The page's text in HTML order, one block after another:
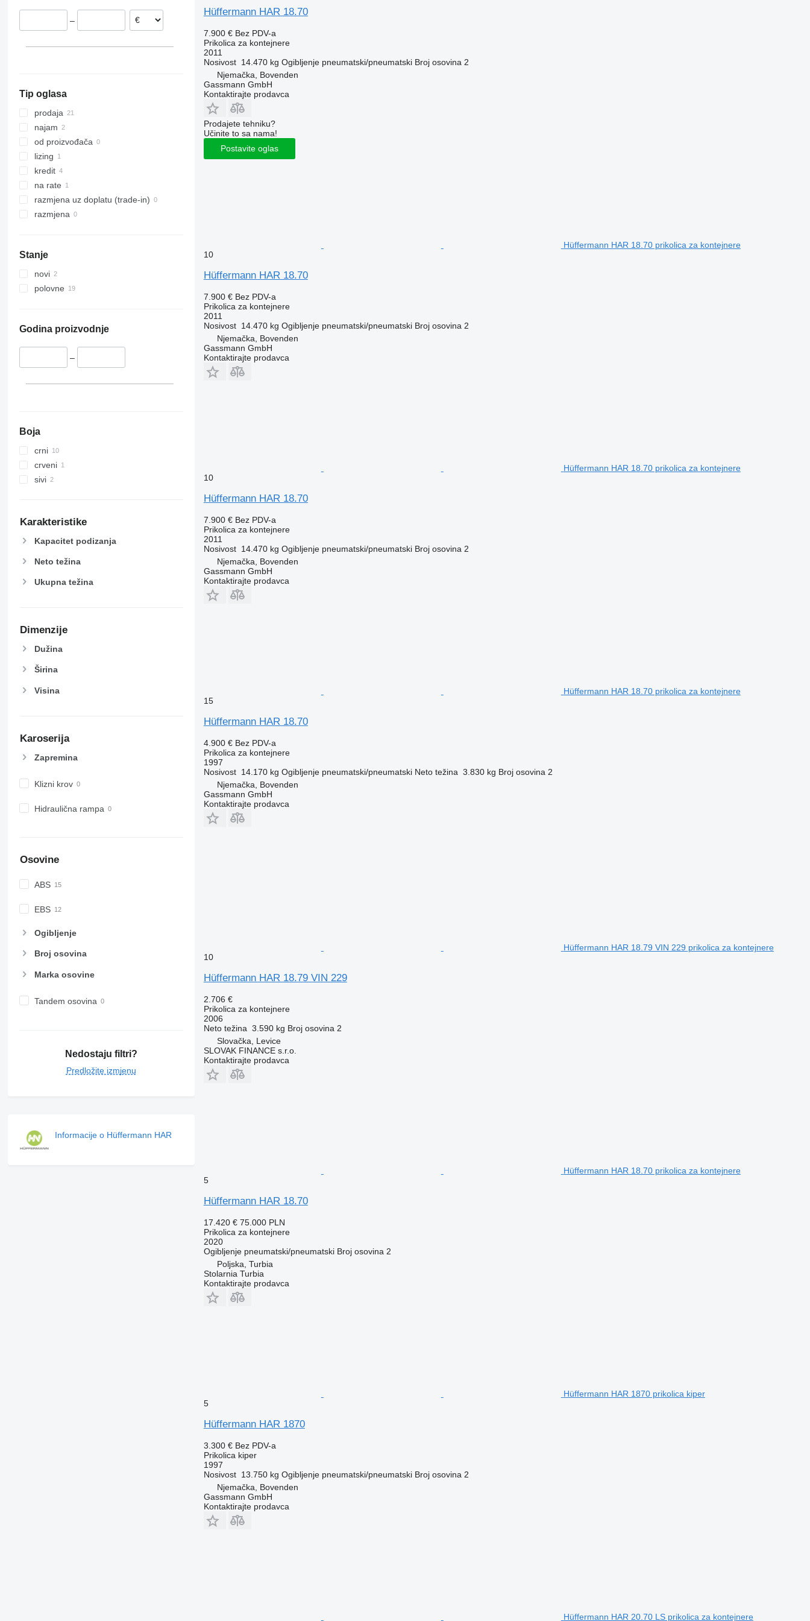
–
Tip oglasa
prodaja
najam
od proizvođača
lizing
kredit
na rate
razmjena uz doplatu (trade-in)
razmjena
Stanje
novi
polovne
Godina proizvodnje
–
Boja
crni
crveni
sivi
Karakteristike
Kapacitet podizanja
Neto težina
Ukupna težina
Dimenzije
Dužina
Širina
Visina
Karoserija
Zapremina
Klizni krov
Hidraulična rampa
Osovine
ABS
EBS
Ogibljenje
Broj osovina
Marka osovine
Tandem osovina
Nedostaju filtri?
Predložite izmjenu
Informacije o Hüffermann HAR
Hüffermann HAR 18.70
7.900 € Bez PDV-a
Prikolica za kontejnere
2011
Nosivost 14.470 kg Ogibljenje pneumatski/pneumatski Broj osovina 2
Njemačka, Bovenden
Gassmann GmbH
Kontaktirajte prodavca
Prodajete tehniku?
Učinite to sa nama!
Postavite oglas
Hüffermann HAR 18.70 prikolica za kontejnere
10
Hüffermann HAR 18.70
7.900 € Bez PDV-a
Prikolica za kontejnere
2011
Nosivost 14.470 kg Ogibljenje pneumatski/pneumatski Broj osovina 2
Njemačka, Bovenden
Gassmann GmbH
Kontaktirajte prodavca
Hüffermann HAR 18.70 prikolica za kontejnere
10
Hüffermann HAR 18.70
7.900 € Bez PDV-a
Prikolica za kontejnere
2011
Nosivost 14.470 kg Ogibljenje pneumatski/pneumatski Broj osovina 2
Njemačka, Bovenden
Gassmann GmbH
Kontaktirajte prodavca
Hüffermann HAR 18.70 prikolica za kontejnere
15
Hüffermann HAR 18.70
4.900 € Bez PDV-a
Prikolica za kontejnere
1997
Nosivost 14.170 kg Ogibljenje pneumatski/pneumatski Neto težina 3.830 kg Broj osovina 2
Njemačka, Bovenden
Gassmann GmbH
Kontaktirajte prodavca
Hüffermann HAR 18.79 VIN 229 prikolica za kontejnere
10
Hüffermann HAR 18.79 VIN 229
2.706 €
Prikolica za kontejnere
2006
Neto težina 3.590 kg Broj osovina 2
Slovačka, Levice
SLOVAK FINANCE s.r.o.
Kontaktirajte prodavca
Hüffermann HAR 18.70 prikolica za kontejnere
5
Hüffermann HAR 18.70
17.420 € 75.000 PLN
Prikolica za kontejnere
2020
Ogibljenje pneumatski/pneumatski Broj osovina 2
Poljska, Turbia
Stolarnia Turbia
Kontaktirajte prodavca
Hüffermann HAR 1870 prikolica kiper
5
Hüffermann HAR 1870
3.300 € Bez PDV-a
Prikolica kiper
1997
Nosivost 13.750 kg Ogibljenje pneumatski/pneumatski Broj osovina 2
Njemačka, Bovenden
Gassmann GmbH
Kontaktirajte prodavca
Hüffermann HAR 20.70 LS prikolica za kontejnere